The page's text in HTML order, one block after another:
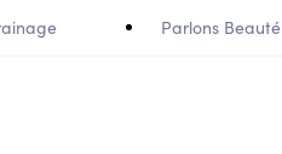
Parlons Beauté